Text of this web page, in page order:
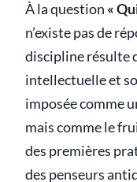
À la question «
n’existe pas de
discipline résulte
intellectuelle et
imposée comme
mais comme le
des premières
des penseurs